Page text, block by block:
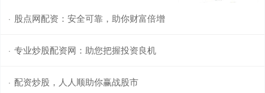
· 股点网配资：安全可靠，助你财富倍增
· 专业炒股配资网：助您把握投资良机
· 配资炒股，人人顺助你赢战股市